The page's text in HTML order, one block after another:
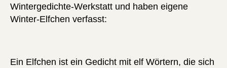
Wintergedichte-Werkstatt und haben eigene
Winter-Elfchen verfasst:
Ein Elfchen ist ein Gedicht mit elf Wörtern, die sich